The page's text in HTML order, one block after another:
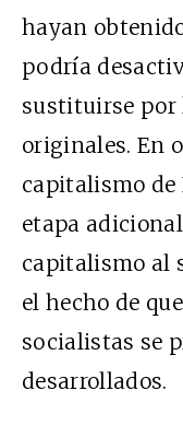
hayan
podría
sustituirse
originales. En
capitalismo de
etapa
capitalismo al
el hecho de
socialistas se
desarrollados.